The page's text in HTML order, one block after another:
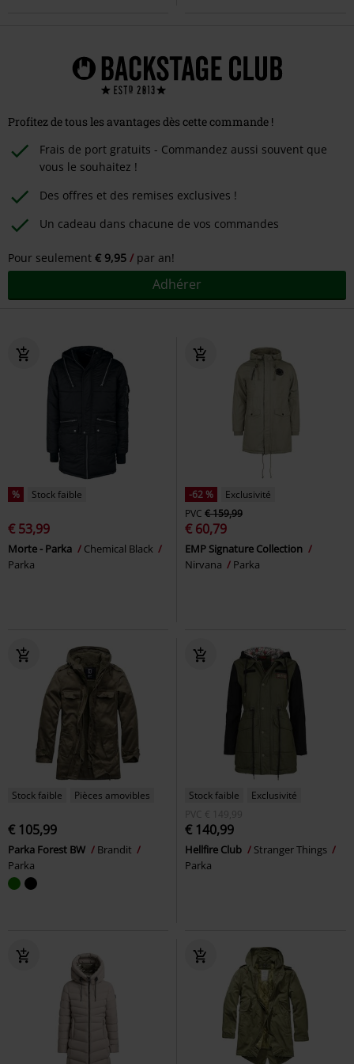
Profitez de tous les avantages dès cette commande !
Frais de port gratuits - Commandez aussi souvent que
vous le souhaitez !
Des offres et des remises exclusives !
Un cadeau dans chacune de vos commandes
Pour seulement € 9,95 par an!
Adhérer
% Stock faible
€ 53,99
Morte - Parka
Chemical Black
Parka
-62 %
Exclusivité
PVC € 159,99
€ 60,79
EMP Signature Collection
Nirvana
Parka
Stock faible Pièces amovibles
€ 105,99
Parka Forest BW
Brandit
Parka
Stock faible
Exclusivité
PVC € 149,99
€ 140,99
Hellfire Club
Stranger Things
Parka